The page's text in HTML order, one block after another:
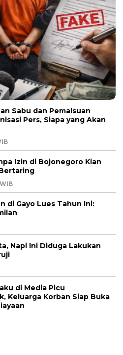
Sabu dan Pemalsuan
Pers, Siapa yang Akan
Izin di Bojonegoro Kian
di Gayo Lues Tahun Ini:
Napi Ini Diduga Lakukan
di Media Picu
Keluarga Korban Siap Buka